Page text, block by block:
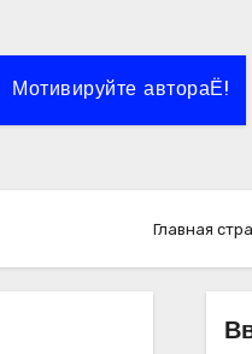
Мотивируйте автораЁ!
Главная